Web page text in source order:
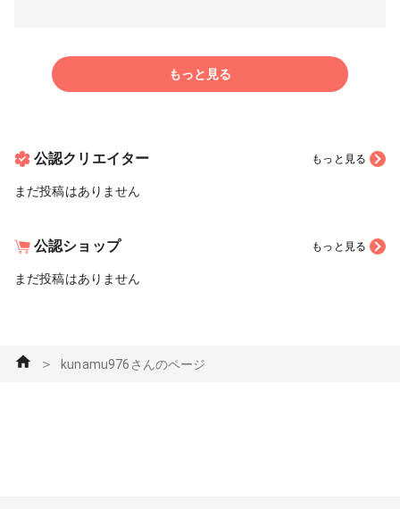
もっと見る
公認クリエイター もっと見る
まだ投稿はありません
公認ショップ もっと見る
まだ投稿はありません
＞ kunamu976さんのページ